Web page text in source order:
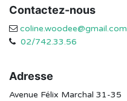
Contactez-nous
coline.woodee@gmail.com
02/742.33.56
Adresse
Avenue Félix Marchal 31-35